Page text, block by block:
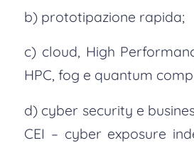
b) prototipazione rapida;
c) cloud, High
HPC, fog e quantum
d) cyber security e
CEI – cyber exposure